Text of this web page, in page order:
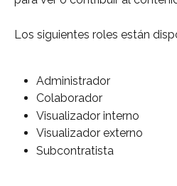
Los siguientes roles están
Administrador
Colaborador
Visualizador interno
Visualizador externo
Subcontratista